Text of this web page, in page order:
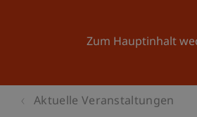
Zum Hauptinhalt
Aktuelle Veranstaltungen